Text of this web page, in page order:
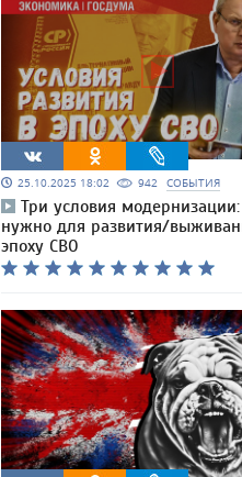
25.10.2025 18:02 942 СОБЫТИЯ
Три условия модернизации:
нужно для развития/
эпоху СВО